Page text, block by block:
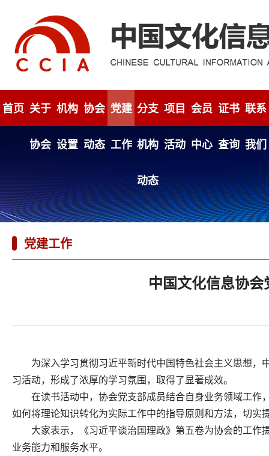
首页 关于
协会
机构
设置
协会
动态
党建
工作
分支
机构
动态
项目
活动
会员
中心
证书
查询
联系
我们
党建工作
中国文化信息协
为深入学习贯彻习近平新时代中国特色社会主义思想
习活动，形成了浓厚的学习氛围，取得了显著成效。
在读书活动中，协会党支部成员结合自身业务领域工
如何将理论知识转化为实际工作中的指导原则和方法，切
大家表示，《习近平谈治国理政》第五卷为协会的工
业务能力和服务水平。